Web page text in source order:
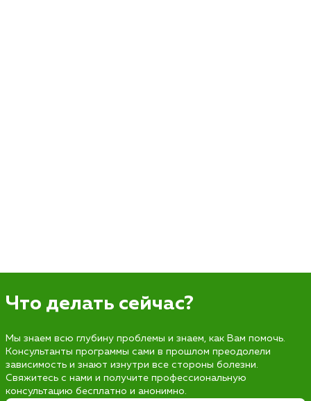
Что делать сейчас?
Мы знаем всю глубину проблемы и знаем, как Вам помочь.
Консультанты программы сами в прошлом преодолели
зависимость и знают изнутри все стороны болезни.
Свяжитесь с нами и получите профессиональную
консультацию бесплатно и анонимно.